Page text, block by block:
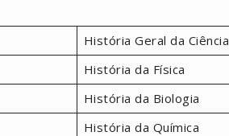
História Geral da Ciência
História da Física
História da Biologia
História da Química